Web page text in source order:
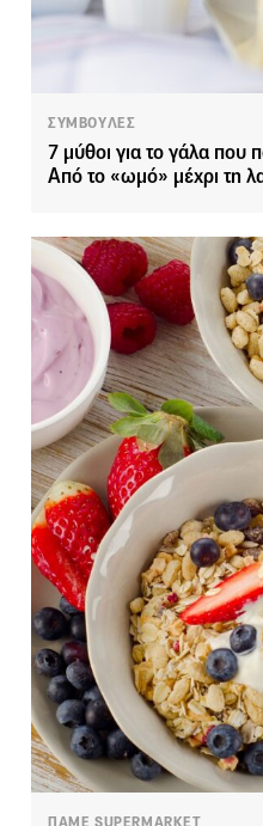
ΣΥΜΒΟΥΛΕΣ
7 μύθοι για το γάλα που
Από το «ωμό» μέχρι τη